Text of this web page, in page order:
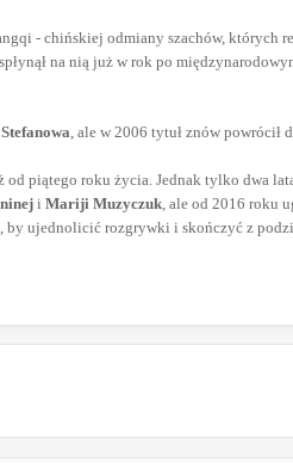
- chińskiej odmiany szachów, których
na nią już w rok po
, ale w 2006 tytuł znów powrócił
od piątego roku życia. Jednak tylko dwa
i Mariji Muzyczuk , ale od 2016 roku
ujednolicić rozgrywki i skończyć z